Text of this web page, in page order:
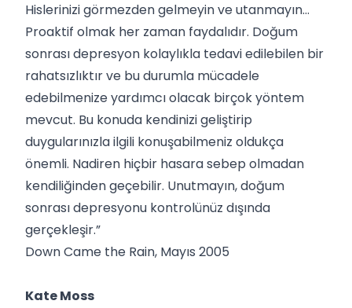
Hislerinizi görmezden gelmeyin ve utanmayın...
Proaktif olmak her zaman faydalıdır. Doğum
sonrası depresyon kolaylıkla tedavi edilebilen bir
rahatsızlıktır ve bu durumla mücadele
edebilmenize yardımcı olacak birçok yöntem
mevcut. Bu konuda kendinizi geliştirip
duygularınızla ilgili konuşabilmeniz oldukça
önemli. Nadiren hiçbir hasara sebep olmadan
kendiliğinden geçebilir. Unutmayın, doğum
sonrası depresyonu kontrolünüz dışında
gerçekleşir.”
Down Came the Rain, Mayıs 2005
Kate Moss